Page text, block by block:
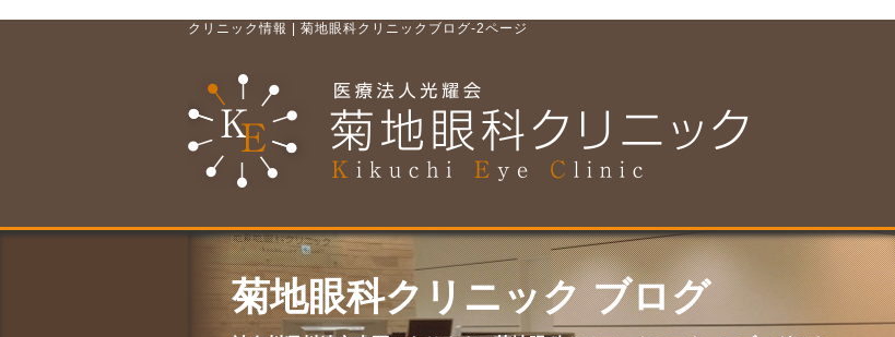
クリニック情報 | 菊地眼科クリニックブログ-2ページ
菊地眼科クリニック ブログ